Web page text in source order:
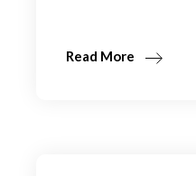
Read More